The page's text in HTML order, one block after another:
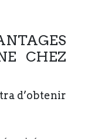
CHEZ
d’obtenir